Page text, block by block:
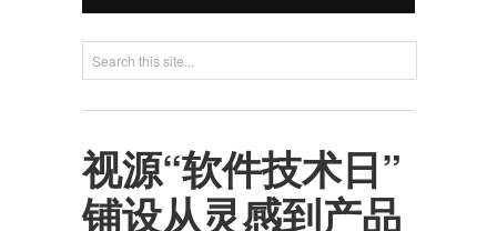
视源“软件技术日”
铺设从灵感到产品